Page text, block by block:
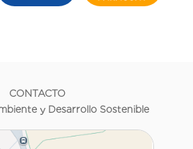
CONTACTO
y Desarrollo Sostenible